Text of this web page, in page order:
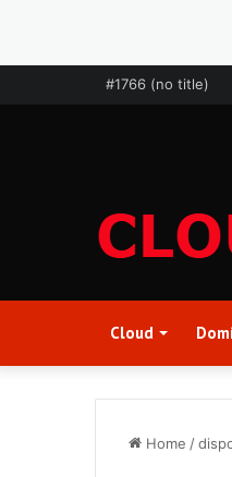
#1766 (no title)
Cloud
Home /